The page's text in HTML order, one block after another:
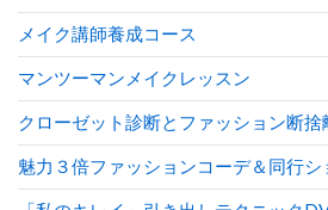
メイク講師養成コース
マンツーマンメイクレッスン
クローゼット診断とファッション断捨
魅力３倍ファッションコーデ＆同行シ